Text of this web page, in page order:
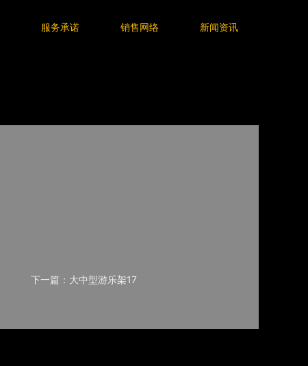
服务承诺 销售网络 新闻资讯
下一篇：大中型游乐架17